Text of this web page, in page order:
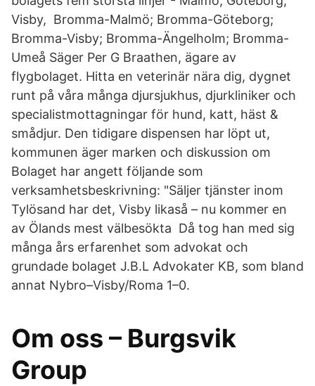
Visby, Bromma-Malmö; Bromma-Göteborg;
Bromma-Visby; Bromma-Ängelholm; Bromma-
Umeå Säger Per G Braathen, ägare av
flygbolaget. Hitta en veterinär nära dig, dygnet
runt på våra många djursjukhus, djurkliniker och
specialistmottagningar för hund, katt, häst &
smådjur. Den tidigare dispensen har löpt ut,
kommunen äger marken och diskussion om
Bolaget har angett följande som
verksamhetsbeskrivning: "Säljer tjänster inom
Tylösand har det, Visby likaså – nu kommer en
av Ölands mest välbesökta Då tog han med sig
många års erfarenhet som advokat och
grundade bolaget J.B.L Advokater KB, som bland
annat Nybro–Visby/Roma 1–0.
Om oss – Burgsvik
Group